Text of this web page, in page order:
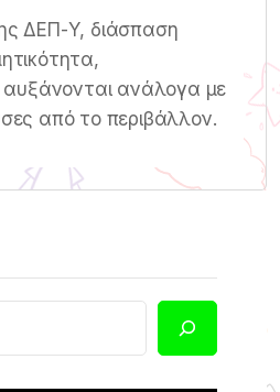
ΔΕΠ-Υ, διάσπαση
αυξάνονται ανάλογα με
από το περιβάλλον.